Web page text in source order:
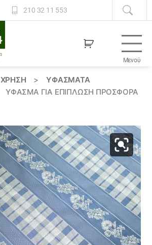
210 32 11 553
Μενού
ΧΡΗΣΗ >
ΥΦΆΣΜΑΤΑ
ΎΦΑΣΜΑ ΓΙΑ ΕΠΊΠΛΩΣΗ ΠΡΟΣΦΟΡΆ